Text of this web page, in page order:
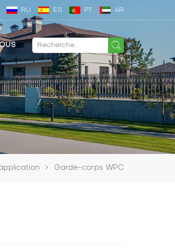
RU ES PT AR
Garde-corps WPC